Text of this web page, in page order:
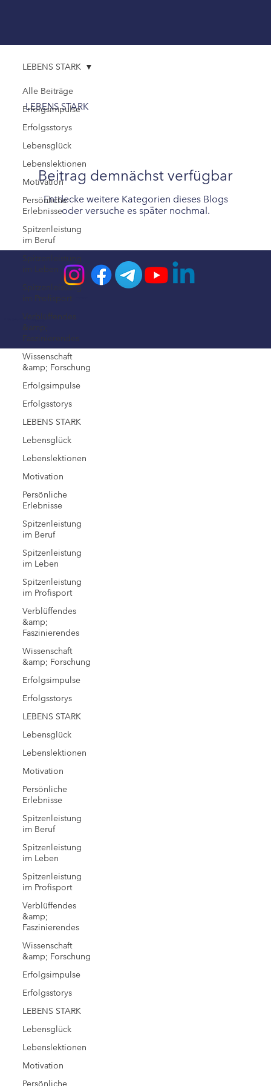
Alle Beiträge
Erfolgsimpulse
Erfolgsstorys
Lebensglück
Lebenslektionen
Motivation
Persönliche
Erlebnisse
Spitzenleistung
im Beruf
Spitzenleistung
im Leben
Spitzenleistung
im Profisport
Verblüffendes
&amp;
Faszinierendes
Wissenschaft
&amp; Forschung
Erfolgsimpulse
Erfolgsstorys
LEBENS STARK
Lebensglück
Lebenslektionen
Motivation
Persönliche
Erlebnisse
Spitzenleistung
im Beruf
Spitzenleistung
im Leben
Spitzenleistung
im Profisport
Verblüffendes
&amp;
Faszinierendes
Wissenschaft
&amp; Forschung
Erfolgsimpulse
Erfolgsstorys
LEBENS STARK
Lebensglück
Lebenslektionen
Motivation
Persönliche
Erlebnisse
Spitzenleistung
im Beruf
Spitzenleistung
im Leben
Spitzenleistung
im Profisport
Verblüffendes
&amp;
Faszinierendes
Wissenschaft
&amp; Forschung
Erfolgsimpulse
Erfolgsstorys
LEBENS STARK
Lebensglück
Lebenslektionen
Motivation
Persönliche
LEBENS STARK
LEBENS STARK
Beitrag demnächst verfügbar
Entdecke weitere Kategorien dieses Blogs
oder versuche es später nochmal.
Datenschutz
© 2026 Steffen Kirchner Academy